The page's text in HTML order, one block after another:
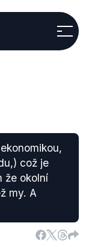
což je
že okolní
my. A